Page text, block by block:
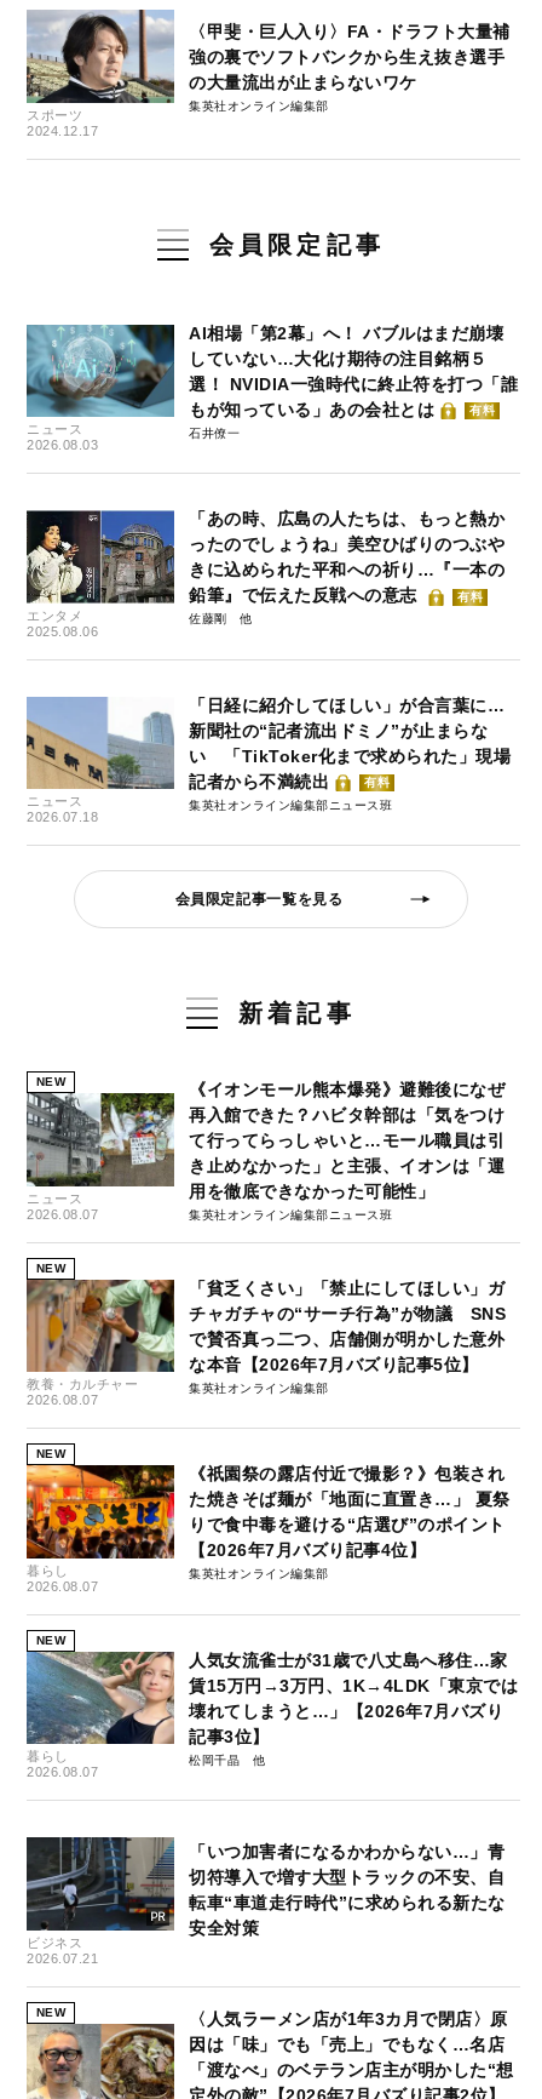
スポーツ
2024.12.17
〈甲斐・巨人入り〉FA・ドラフト大量補
強の裏でソフトバンクから生え抜き選手
の大量流出が止まらないワケ
集英社オンライン編集部
会員限定記事
ニュース
2026.08.03
AI相場「第2幕」へ！ バブルはまだ崩壊
していない…大化け期待の注目銘柄５
選！ NVIDIA一強時代に終止符を打つ「誰
もが知っている」あの会社とは
有料
石井僚一
エンタメ
2025.08.06
「あの時、広島の人たちは、もっと熱か
ったのでしょうね」美空ひばりのつぶや
きに込められた平和への祈り…『一本の
鉛筆』で伝えた反戦への意志
有料
佐藤剛
ニュース
2026.07.18
「日経に紹介してほしい」が合言葉に…
新聞社の“記者流出ドミノ”が止まらな
い 「TikToker化まで求められた」現場
記者から不満続出
有料
集英社オンライン編集部ニュース班
会員限定記事一覧を見る
新着記事
NEW
ニュース
2026.08.07
《イオンモール熊本爆発》避難後になぜ
再入館できた？ハビタ幹部は「気をつけ
て行ってらっしゃいと…モール職員は引
き止めなかった」と主張、イオンは「運
用を徹底できなかった可能性」
集英社オンライン編集部ニュース班
NEW
教養・カルチャー
2026.08.07
「貧乏くさい」「禁止にしてほしい」ガ
チャガチャの“サーチ行為”が物議 SNS
で賛否真っ二つ、店舗側が明かした意外
な本音【2026年7月バズり記事5位】
集英社オンライン編集部
NEW
暮らし
2026.08.07
《祇園祭の露店付近で撮影？》包装され
た焼きそば麺が「地面に直置き…」 夏祭
りで食中毒を避ける“店選び”のポイント
【2026年7月バズり記事4位】
集英社オンライン編集部
NEW
暮らし
2026.08.07
人気女流雀士が31歳で八丈島へ移住…家
賃15万円→3万円、1K→4LDK「東京では
壊れてしまうと…」【2026年7月バズり
記事3位】
松岡千晶
ビジネス
2026.07.21
「いつ加害者になるかわからない…」青
切符導入で増す大型トラックの不安、自
転車“車道走行時代”に求められる新たな
安全対策
NEW
〈人気ラーメン店が1年3カ月で閉店〉原
因は「味」でも「売上」でもなく…名店
「渡なべ」のベテラン店主が明かした“想